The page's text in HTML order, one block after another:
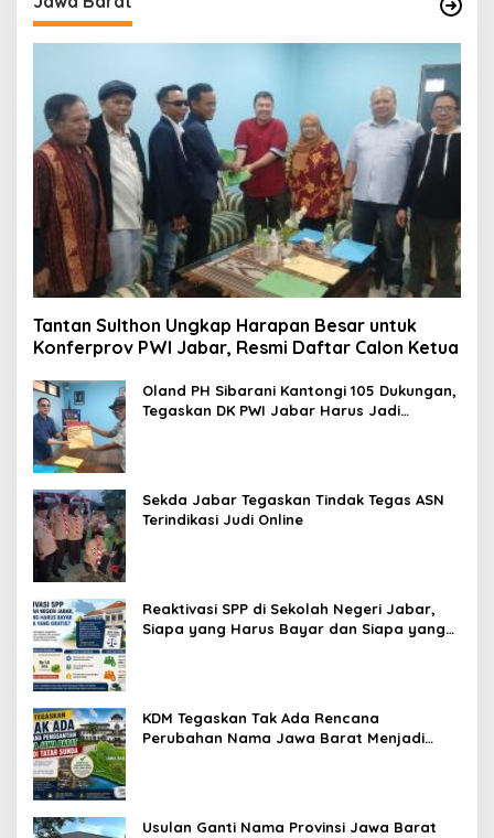
Tantan Sulthon Ungkap Harapan Besar untuk
Konferprov PWI Jabar, Resmi Daftar Calon Ketua
Oland PH Sibarani Kantongi 105 Dukungan,
Tegaskan DK PWI Jabar Harus Jadi
Sekda Jabar Tegaskan Tindak Tegas ASN
Terindikasi Judi Online
Reaktivasi SPP di Sekolah Negeri Jabar,
Siapa yang Harus Bayar dan Siapa yang
KDM Tegaskan Tak Ada Rencana
Perubahan Nama Jawa Barat Menjadi
Usulan Ganti Nama Provinsi Jawa Barat